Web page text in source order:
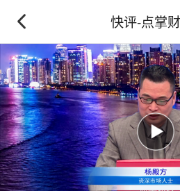
快评-点掌